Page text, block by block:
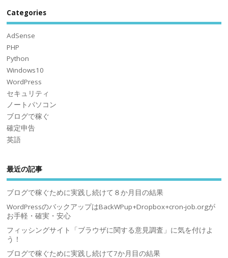
Categories
AdSense
PHP
Python
Windows10
WordPress
セキュリティ
ノートパソコン
ブログで稼ぐ
確定申告
英語
最近の記事
ブログで稼ぐために実践し続けて８か月目の結果
WordPressのバックアップはBackWPup+Dropbox+cron-job.orgが
お手軽・確実・安心
フィッシングサイト「ブラウザに関する意見調査」に気を付けよ
う！
ブログで稼ぐために実践し続けて7か月目の結果